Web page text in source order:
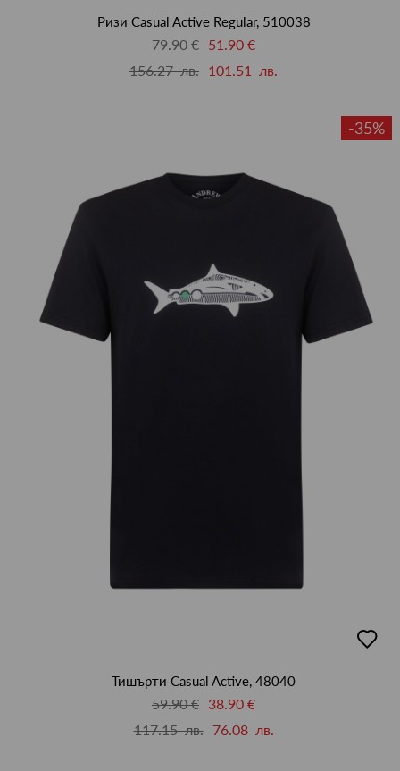
Ризи Casual Active Regular, 510038
79.90 € 51.90 €
156.27 лв. 101.51 лв.
-35%
в
Тишърти Casual Active, 48040
59.90 € 38.90 €
117.15 лв.
76.08 лв.